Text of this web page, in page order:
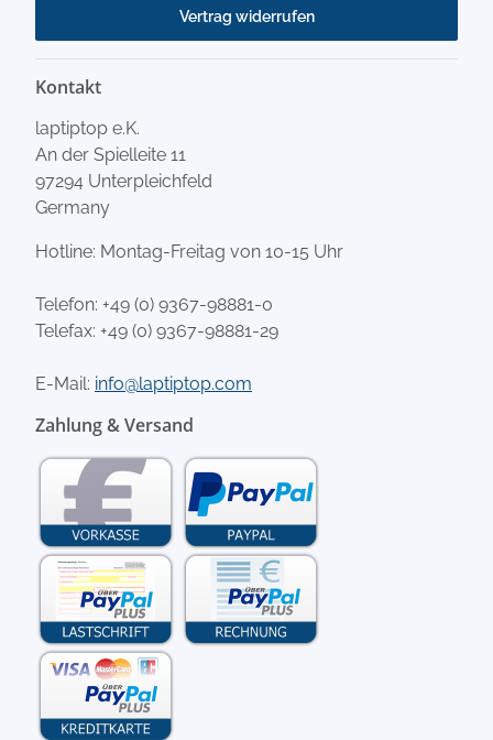
Vertrag widerrufen
Kontakt
laptiptop e.K.
An der Spielleite 11
97294 Unterpleichfeld
Germany
Hotline: Montag-Freitag von 10-15 Uhr
Telefon: +49 (0) 9367-98881-0
Telefax: +49 (0) 9367-98881-29
E-Mail: info@laptiptop.com
Zahlung & Versand